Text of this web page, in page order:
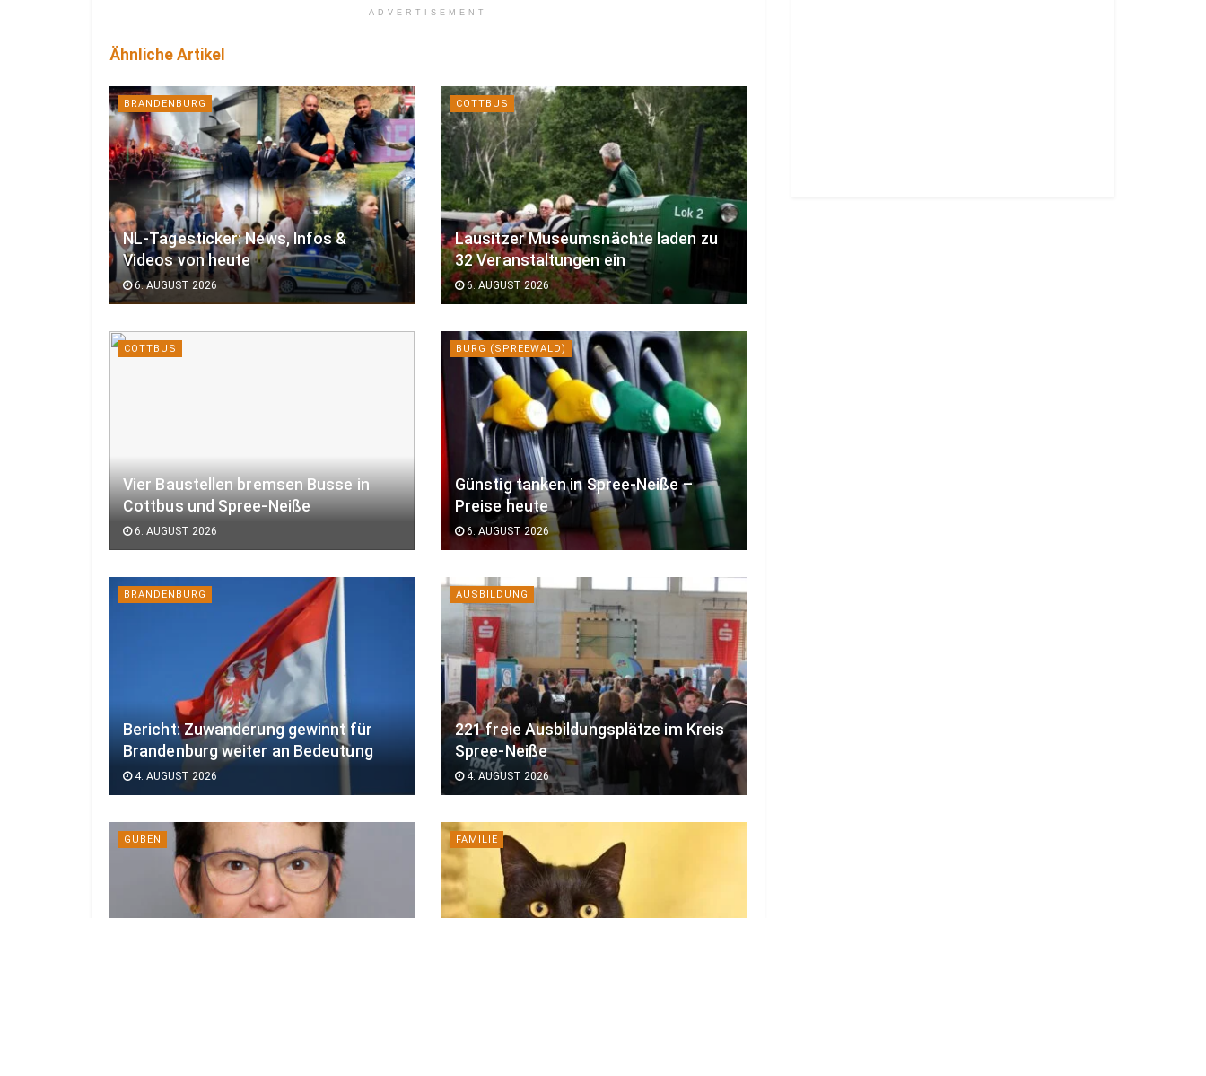
ADVERTISEMENT
Ähnliche Artikel
BRANDENBURG
NL-Tagesticker: News, Infos &
Videos von heute
6. AUGUST 2026
COTTBUS
Lausitzer Museumsnächte laden zu
32 Veranstaltungen ein
6. AUGUST 2026
COTTBUS
Vier Baustellen bremsen Busse in
Cottbus und Spree-Neiße
6. AUGUST 2026
BURG (SPREEWALD)
Günstig tanken in Spree-Neiße –
Preise heute
6. AUGUST 2026
BRANDENBURG
Bericht: Zuwanderung gewinnt für
Brandenburg weiter an Bedeutung
4. AUGUST 2026
AUSBILDUNG
221 freie Ausbildungsplätze im Kreis
Spree-Neiße
4. AUGUST 2026
GUBEN FAMILIE